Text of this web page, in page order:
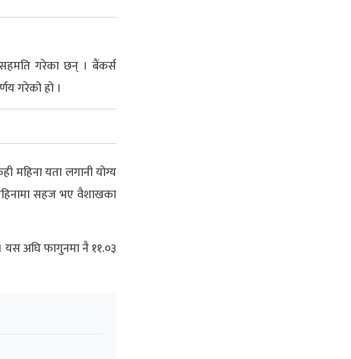
गरेका छन् । बैंकर्स
गरेको हो ।
महिना यता लगानी योग्य
सहज भए वैशाखका
अघि फागुनमा नै ११.०३